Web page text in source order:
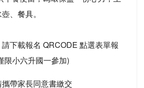
、餐具。
下載報名 QRCODE 點選表單報
限小六升國一參加)
帶家長同意書繳交